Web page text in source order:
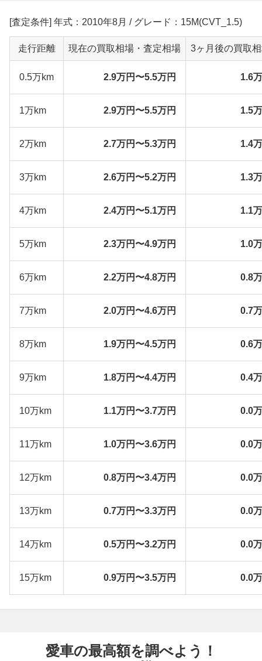
[査定条件] 年式：2010年8月 / グレード：15M(CVT_1.5)
走行距離 現在の買取相場・査定相場 3ヶ月後の買取
0.5万km 2.9万円〜5.5万円 1.6
1万km 2.9万円〜5.5万円 1.5
2万km 2.7万円〜5.3万円 1.4
3万km 2.6万円〜5.2万円 1.3
4万km 2.4万円〜5.1万円 1.1
5万km 2.3万円〜4.9万円 1.0
6万km 2.2万円〜4.8万円 0.8
7万km 2.0万円〜4.6万円 0.7
8万km 1.9万円〜4.5万円 0.6
9万km 1.8万円〜4.4万円 0.4
10万km 1.1万円〜3.7万円 0.0
11万km 1.0万円〜3.6万円 0.0
12万km 0.8万円〜3.4万円 0.0
13万km 0.7万円〜3.3万円 0.0
14万km 0.5万円〜3.2万円 0.0
15万km 0.9万円〜3.5万円 0.0
愛車の最高額を調べよう！